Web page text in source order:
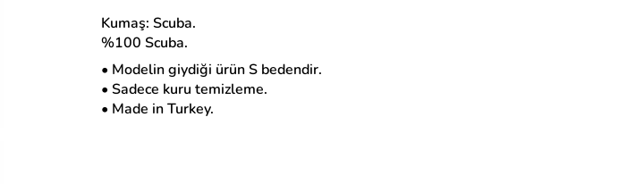
Kumaş: Scuba.
%100 Scuba.
• Modelin giydiği ürün S bedendir.
• Sadece kuru temizleme.
• Made in Turkey.